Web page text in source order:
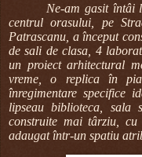
Ne-am gasit întâi
centrul orasului, pe
Patrascanu, a început
de sali de clasa, 4
un proiect arhitectural
vreme, o replica în
înregimentare specifice
lipseau biblioteca, sala
construite mai târziu, cu
adaugat într-un spatiu